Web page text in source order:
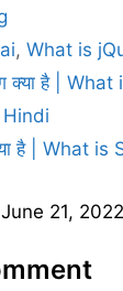
,What is
क्या है |
है | What is
21, 2022